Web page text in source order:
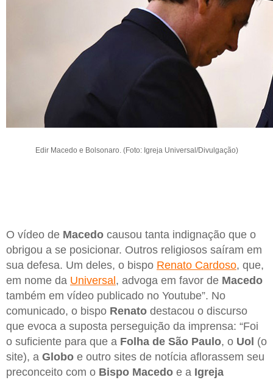
Edir Macedo e Bolsonaro. (Foto: Igreja Universal/Divulgação)
O vídeo de Macedo causou tanta indignação que o
obrigou a se posicionar. Outros religiosos saíram em
sua defesa. Um deles, o bispo Renato Cardoso, que,
em nome da Universal, advoga em favor de Macedo
também em vídeo publicado no Youtube”. No
comunicado, o bispo Renato destacou o discurso
que evoca a suposta perseguição da imprensa: “Foi
o suficiente para que a Folha de São Paulo, o Uol (o
site), a Globo e outro sites de notícia aflorassem seu
preconceito com o Bispo Macedo e a Igreja